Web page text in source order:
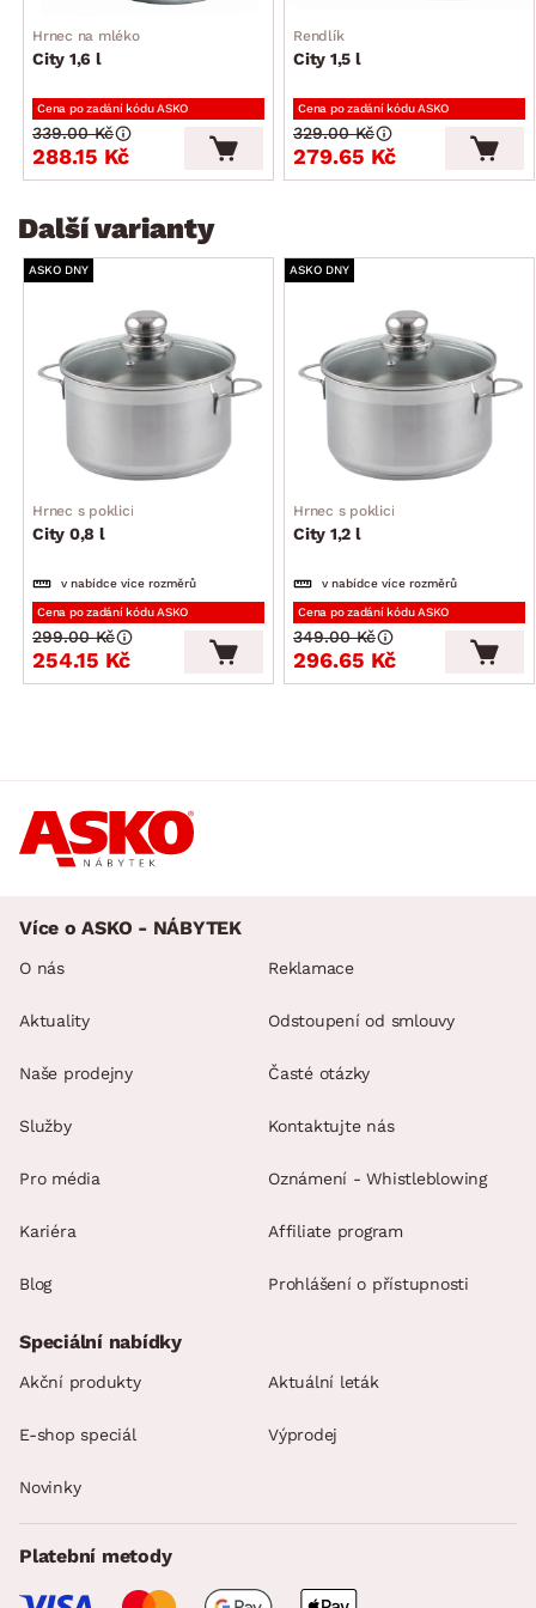
Hrnec na mléko
City 1,6 l
Cena po zadání kódu ASKO
288.15 Kč
339.00 Kč
Rendlík
City 1,5 l
Cena po zadání kódu ASKO
279.65 Kč
329.00 Kč
Další varianty
ASKO DNY
Hrnec s poklicí
City 0,8 l
v nabídce více rozměrů
Cena po zadání kódu ASKO
254.15 Kč
299.00 Kč
ASKO DNY
Hrnec s poklicí
City 1,2 l
v nabídce více rozměrů
Cena po zadání kódu ASKO
296.65 Kč
349.00 Kč
Více o ASKO - NÁBYTEK
O nás
Aktuality
Naše prodejny
Služby
Pro média
Kariéra
Blog
Reklamace
Odstoupení od smlouvy
Časté otázky
Kontaktujte nás
Oznámení - Whistleblowing
Affiliate program
Prohlášení o přístupnosti
Speciální nabídky
Akční produkty Aktuální leták
E-shop speciál Výprodej
Novinky
Platební metody